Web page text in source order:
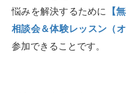
悩みを解決するために
【
相談会＆体験レッスン（オ
参加できることです。